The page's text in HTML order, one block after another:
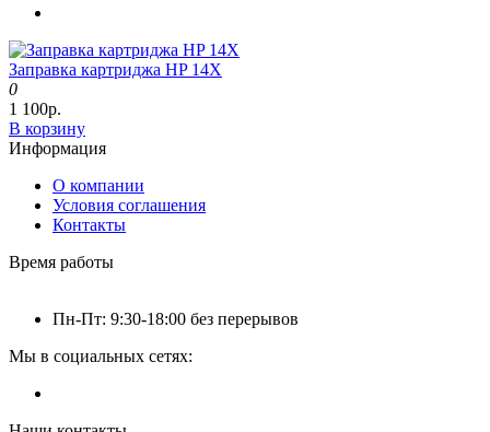
Заправка картриджа HP 14X
0
1 100р.
В корзину
Информация
О компании
Условия соглашения
Контакты
Время работы
Пн-Пт: 9:30-18:00 без перерывов
Мы в социальных сетях: